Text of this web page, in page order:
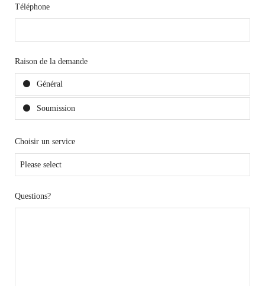
Téléphone
Raison de la demande
Général
Soumission
Choisir un service
Questions?